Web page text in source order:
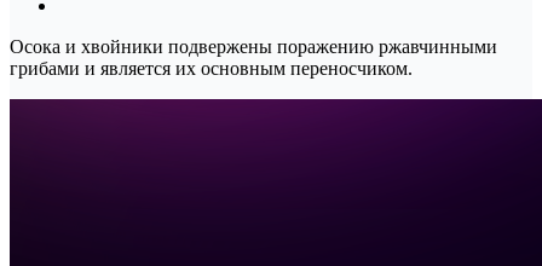
Осока и хвойники подвержены поражению ржавчинными
грибами и является их основным переносчиком.